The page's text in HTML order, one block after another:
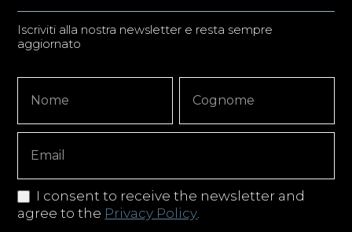
Iscriviti alla nostra newsletter e resta sempre
aggiornato
Signup
Copy
I consent to receive the newsletter and
agree to the Privacy Policy